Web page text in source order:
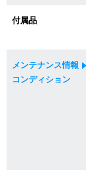
付属品
メンテナンス情報
コンディション